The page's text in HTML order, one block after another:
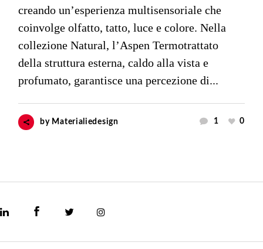
creando un’esperienza multisensoriale che
coinvolge olfatto, tatto, luce e colore. Nella
collezione Natural, l’Aspen Termotrattato
della struttura esterna, caldo alla vista e
profumato, garantisce una percezione di...
by Materialiedesign 1 0